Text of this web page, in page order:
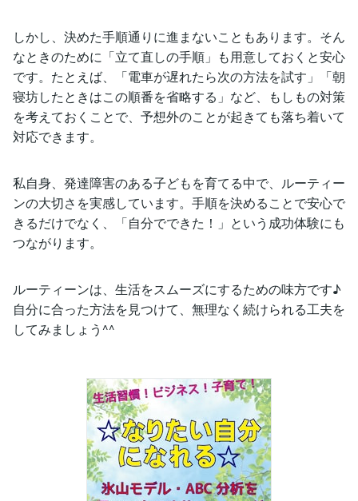
しかし、決めた手順通りに進まないこともあります。そん
なときのために「立て直しの手順」も用意しておくと安心
です。たとえば、「電車が遅れたら次の方法を試す」「朝
寝坊したときはこの順番を省略する」など、もしもの対策
を考えておくことで、予想外のことが起きても落ち着いて
対応できます。
私自身、発達障害のある子どもを育てる中で、ルーティー
ンの大切さを実感しています。手順を決めることで安心で
きるだけでなく、「自分でできた！」という成功体験にも
つながります。
ルーティーンは、生活をスムーズにするための味方です♪
自分に合った方法を見つけて、無理なく続けられる工夫を
してみましょう^^